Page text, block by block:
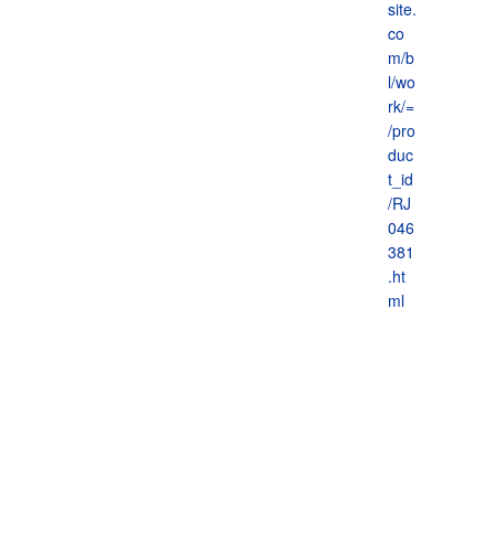
site.
co
m/b
l/wo
rk/=
/pro
duc
t_id
/RJ
046
381
.ht
ml